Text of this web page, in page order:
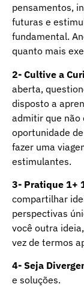
pensamentos,
futuras e
fundamental.
quanto mais
2- Cultive a
aberta,
disposto a
admitir que não
oportunidade
fazer uma
estimulantes.
3- Pratique 1+
compartilhar
perspectivas
você outra
vez de termos
4- Seja
e soluções.